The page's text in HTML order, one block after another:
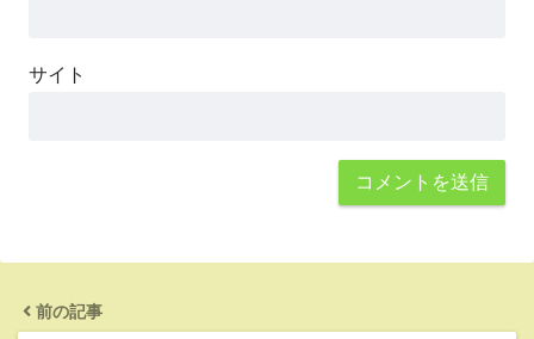
サイト
前の記事